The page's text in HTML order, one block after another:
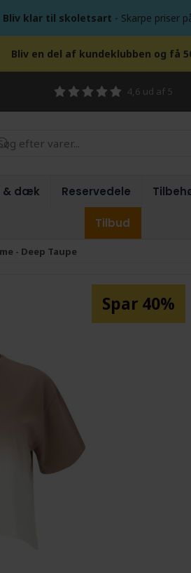
Bliv klar til skoletsart - Skarpe priser
Bliv en del af kundeklubben og få
4,6 ud af 5
& dæk Reservedele
Tilbud
- Deep Taupe
Spar 40%